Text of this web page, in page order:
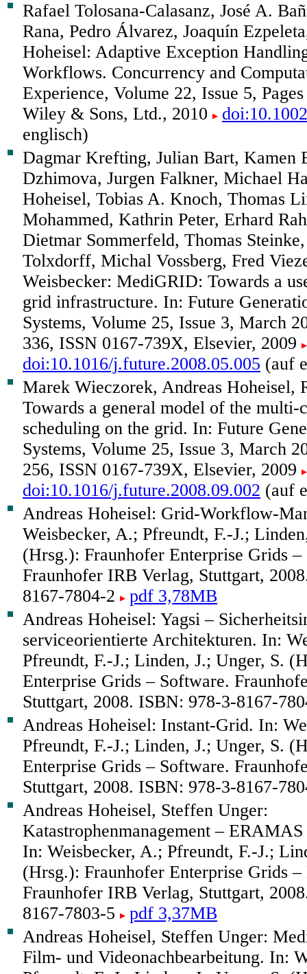
Rafael Tolosana-Calasanz, José A.
Rana, Pedro Álvarez, Joaquín
Hoheisel: Adaptive Exception
Workflows. Concurrency and
Experience, Volume 22, Issue 5,
Wiley & Sons, Ltd., 2010
englisch)
Dagmar Krefting, Julian Bart, Kamen
Dzhimova, Jurgen Falkner, Michael
Hoheisel, Tobias A. Knoch, Thomas
Mohammed, Kathrin Peter, Erhard
Dietmar Sommerfeld, Thomas
Tolxdorff, Michal Vossberg, Fred
Weisbecker: MediGRID: Towards a
grid infrastructure. In: Future
Systems, Volume 25, Issue 3, March
336, ISSN 0167-739X, Elsevier, 2009
doi:10.1016/j.future.2008.05.005 (auf
Marek Wieczorek, Andreas Hoheisel,
Towards a general model of the
scheduling on the grid. In: Future
Systems, Volume 25, Issue 3, March
256, ISSN 0167-739X, Elsevier, 2009
doi:10.1016/j.future.2008.09.002 (auf
Andreas Hoheisel: Grid-Workflow-
Weisbecker, A.; Pfreundt, F.-J.;
(Hrsg.): Fraunhofer Enterprise Grids –
Fraunhofer IRB Verlag, Stuttgart,
8167-7804-2
pdf 3,78MB
Andreas Hoheisel: Yagsi –
serviceorientierte Architekturen. In:
Pfreundt, F.-J.; Linden, J.; Unger, S.
Enterprise Grids – Software.
Stuttgart, 2008. ISBN: 978-3-8167-
Andreas Hoheisel: Instant-Grid. In:
Pfreundt, F.-J.; Linden, J.; Unger, S.
Enterprise Grids – Software.
Stuttgart, 2008. ISBN: 978-3-8167-
Andreas Hoheisel, Steffen Unger:
Katastrophenmanagement –
In: Weisbecker, A.; Pfreundt, F.-J.;
(Hrsg.): Fraunhofer Enterprise Grids –
Fraunhofer IRB Verlag, Stuttgart,
8167-7803-5
pdf 3,37MB
Andreas Hoheisel, Steffen Unger:
Film- und Videonachbearbeitung. In: